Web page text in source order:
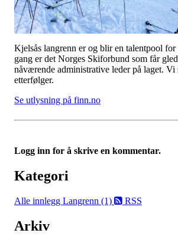
Kjelsås langrenn er og blir en talentpool
gang er det Norges Skiforbund som får
nåværende administrative leder på laget. Vi
etterfølger.
Se utlysning på finn.no
Logg inn for å skrive en kommentar.
Kategori
Alle innlegg Langrenn (1) RSS
Arkiv